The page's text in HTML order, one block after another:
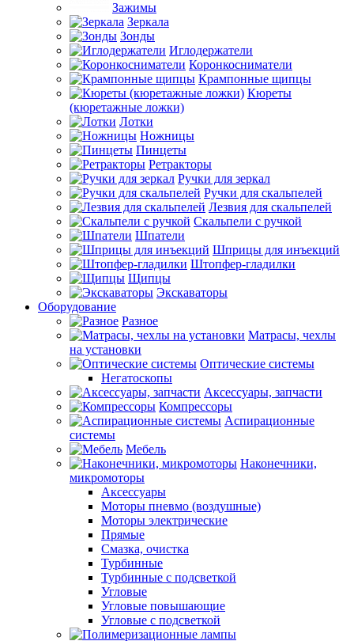
Зажимы
Зеркала
Зонды
Иглодержатели
Коронкосниматели
Крампонные щипцы
Кюреты
(кюретажные ложки)
Лотки
Ножницы
Пинцеты
Ретракторы
Ручки для зеркал
Ручки для скальпелей
Лезвия для скальпелей
Скальпели с ручкой
Шпатели
Шприцы для инъекций
Штопфер-гладилки
Щипцы
Экскаваторы
Оборудование
Разное
Матрасы, чехлы
на установки
Оптические системы
Негатоскопы
Аксессуары, запчасти
Компрессоры
Аспирационные
системы
Мебель
Наконечники,
микромоторы
Аксессуары
Моторы пневмо (воздушные)
Моторы электрические
Прямые
Смазка, очистка
Турбинные
Турбинные с подсветкой
Угловые
Угловые повышающие
Угловые с подсветкой